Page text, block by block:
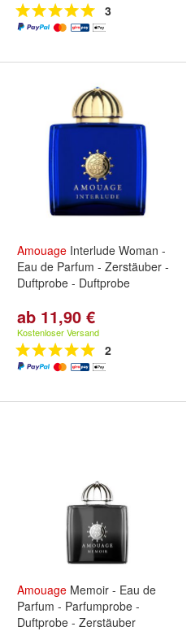
3
Amouage Interlude Woman -
Eau de Parfum - Zerstäuber -
Duftprobe - Duftprobe
ab 11,90 €
Kostenloser Versand
2
Amouage Memoir - Eau de
Parfum - Parfumprobe -
Duftprobe - Zerstäuber